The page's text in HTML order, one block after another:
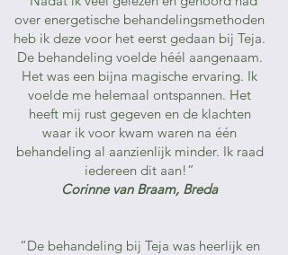
over energetische behandelingsmethoden
heb ik deze voor het eerst gedaan bij Teja.
De behandeling voelde héél aangenaam.
Het was een bijna magische ervaring. Ik
voelde me helemaal ontspannen. Het
heeft mij rust gegeven en de klachten
waar ik voor kwam waren na één
behandeling al aanzienlijk minder. Ik raad
iedereen dit aan!”
Corinne van Braam, Breda
“De behandeling bij Teja was heerlijk en